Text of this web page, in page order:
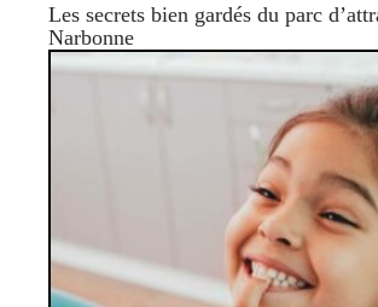
Les secrets bien gardés du parc
Narbonne